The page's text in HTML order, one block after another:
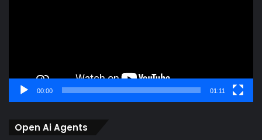
00:00 01:11
Open Ai Agents